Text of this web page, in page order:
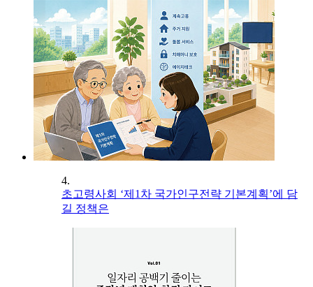
4.
초고령사회 ‘제1차 국가인구전략 기본계획’에 담
길 정책은